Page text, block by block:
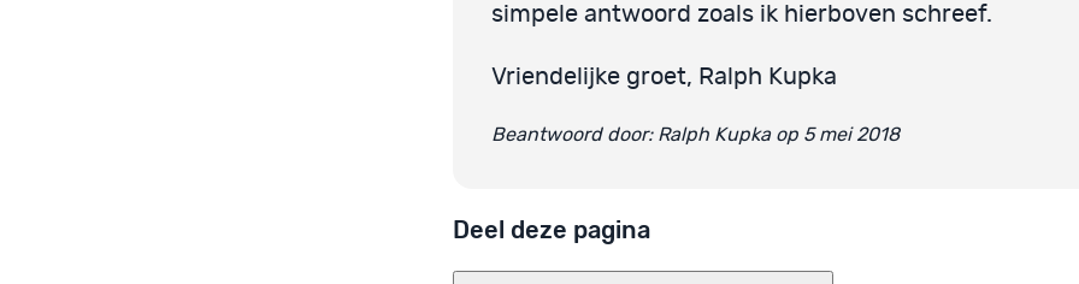
simpele antwoord zoals ik hierboven schreef.
Vriendelijke groet, Ralph Kupka
Beantwoord door: Ralph Kupka op 5 mei 2018
Deel deze pagina